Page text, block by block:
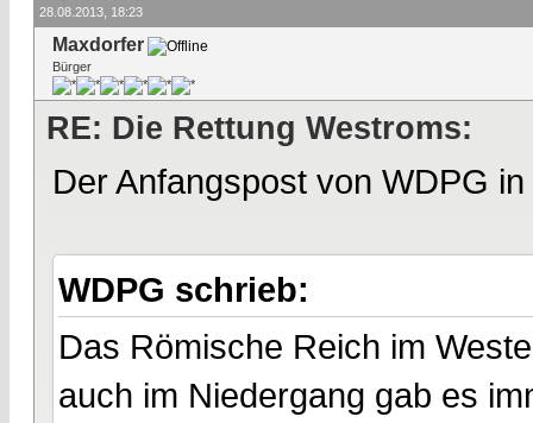
28.08.2013, 18:23
Maxdorfer
Bürger
RE: Die Rettung Westroms:
Der Anfangspost von WDPG
WDPG schrieb:
Das Römische Reich im
auch im Niedergang gab es